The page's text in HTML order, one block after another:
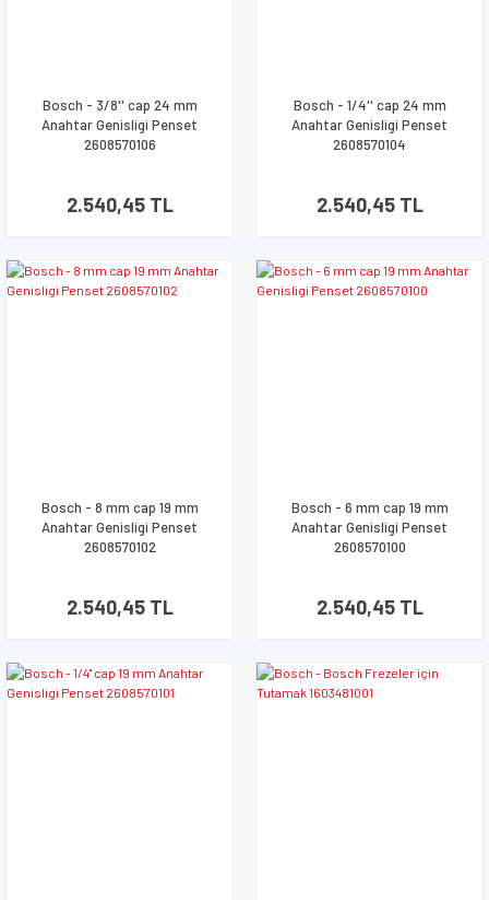
Bosch - 3/8'' cap 24 mm
Anahtar Genisligi Penset
2608570106
2.540,45 TL
Bosch - 1/4'' cap 24 mm
Anahtar Genisligi Penset
2608570104
2.540,45 TL
Bosch - 8 mm cap 19 mm
Anahtar Genisligi Penset
2608570102
2.540,45 TL
Bosch - 6 mm cap 19 mm
Anahtar Genisligi Penset
2608570100
2.540,45 TL